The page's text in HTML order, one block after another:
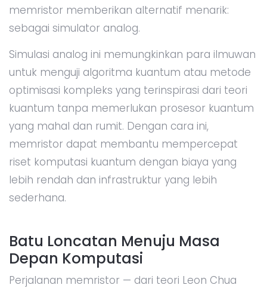
memristor memberikan alternatif menarik:
sebagai simulator analog.
Simulasi analog ini memungkinkan para ilmuwan
untuk menguji algoritma kuantum atau metode
optimisasi kompleks yang terinspirasi dari teori
kuantum tanpa memerlukan prosesor kuantum
yang mahal dan rumit. Dengan cara ini,
memristor dapat membantu mempercepat
riset komputasi kuantum dengan biaya yang
lebih rendah dan infrastruktur yang lebih
sederhana.
Batu Loncatan Menuju Masa
Depan Komputasi
Perjalanan memristor — dari teori Leon Chua